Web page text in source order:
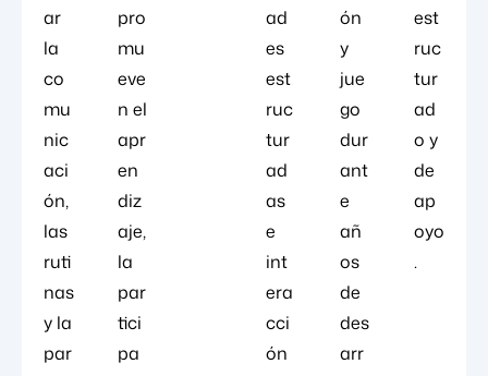
ar
la
co
mu
nic
aci
ón,
las
ruti
nas
y la
par
pro
mu
eve
n el
apr
en
diz
aje,
la
par
tici
pa
ad
es
est
ruc
tur
ad
as
e
int
era
cci
ón
ón
y
jue
go
dur
ant
e
añ
os
de
des
arr
est
ruc
tur
ad
o y
de
ap
oyo
.